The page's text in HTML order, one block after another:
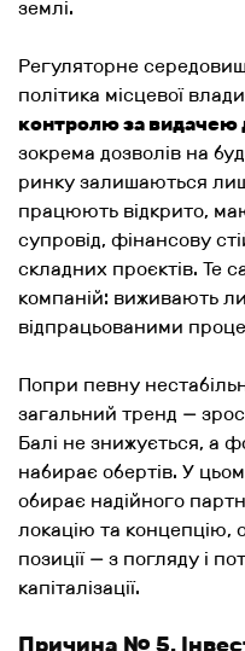
землі.
Регуляторне
політика місцевої
контролю за видачею
зокрема дозволів на
ринку залишаються
працюють відкрито,
супровід, фінансову
складних проєктів. Те
компаній: виживають
відпрацьованими
Попри певну
загальний тренд —
Балі не знижується, а
набирає обертів. У
обирає надійного
локацію та концепцію,
позиції — з погляду і
капіталізації.
Причина № 5.